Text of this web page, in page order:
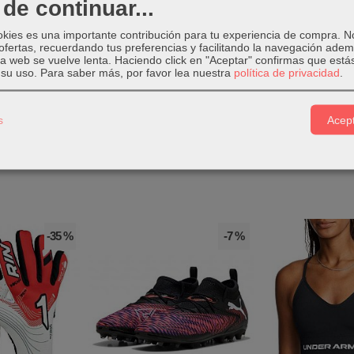
de Puma.
5 Playllevan tacos de goma MG para césped artificial y césped
-35 % -7 %
continuar...
es una importante contribución para tu experiencia de compra.
recuerdando tus preferencias y facilitando la navegación
web se vuelve lenta. Haciendo click en "Aceptar" confirmas que
uso. Para saber más, por favor lea nuestra política de privacidad